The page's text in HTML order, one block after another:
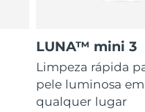
LUNA™ mini 3
Limpeza rápida
pele luminosa em
qualquer lugar